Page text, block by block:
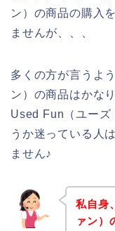
ン）の商品の購入
ませんが、、、
多くの方が言うよ
ン）の商品はかな
Used Fun（ユーズ
うか迷っている人
ません♪
私自身
ァン）